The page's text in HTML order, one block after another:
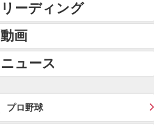
リーディング
動画
ニュース
プロ野球